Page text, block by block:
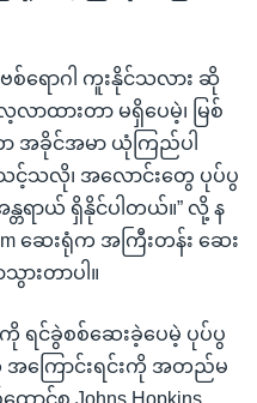
ရောဂါ ကူးနိုင်သလား ဆို
ာထားတာ မရှိပေမဲ့၊ မြစ်
အခိုင်အမာ ယုံကြည်ပါ
သလို၊ အလောင်းတွေ ပုပ်ပွ
တရာယ် ရှိနိုင်ပါတယ်။” လို့ န
ဆေးရုံက အကြီးတန်း ဆေး
သွားတာပါ။
င်ခွဲစစ်ဆေးခဲ့ပေမဲ့ ပုပ်ပွ
အကြောင်းရင်းကို အတည်မ
ာင်စု Johns Hopkins